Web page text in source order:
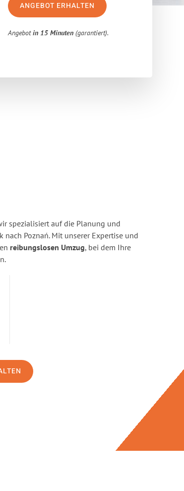
ANGEBOT ERHALTEN
Angebotin 15 Minuten (garantiert).
spezialisiert auf die Planung und
Poznań. Mit unserer Expertise und
reibungslosen Umzug, bei dem Ihre